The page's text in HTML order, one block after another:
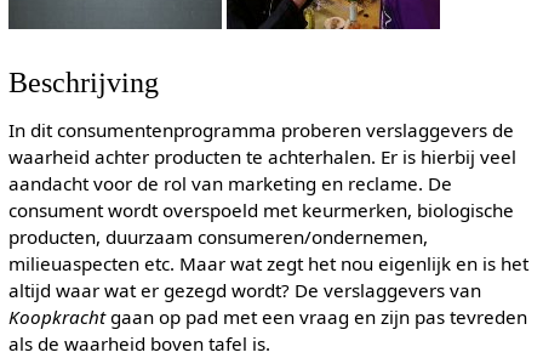
Beschrijving
In dit consumentenprogramma proberen verslaggevers de
waarheid achter producten te achterhalen. Er is hierbij veel
aandacht voor de rol van marketing en reclame. De
consument wordt overspoeld met keurmerken, biologische
producten, duurzaam consumeren/ondernemen,
milieuaspecten etc. Maar wat zegt het nou eigenlijk en is het
altijd waar wat er gezegd wordt? De verslaggevers van
Koopkrachtgaan op pad met een vraag en zijn pas tevreden
als de waarheid boven tafel is.